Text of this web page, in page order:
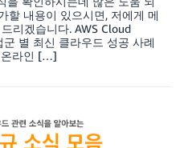
할 내용이 있으시면, 저에게 메
리겠습니다. AWS Cloud
별 최신 클라우드 성공 사례
온라인 […]